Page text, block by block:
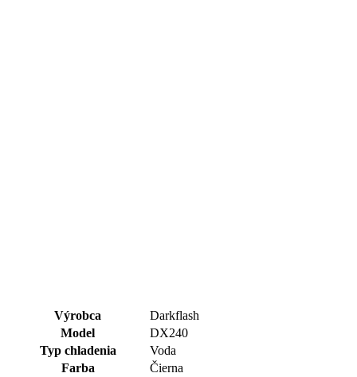
Výrobca
Darkflash
Model
DX240
Typ chladenia
Voda
Farba
Čierna